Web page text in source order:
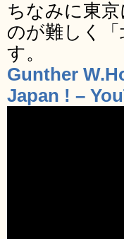
ちなみに東
のが難しく
す。
Gunther
Japan ! –